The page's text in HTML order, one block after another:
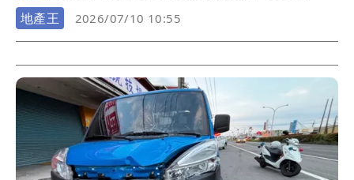
樓...
地產王 2026/07/10 10:55